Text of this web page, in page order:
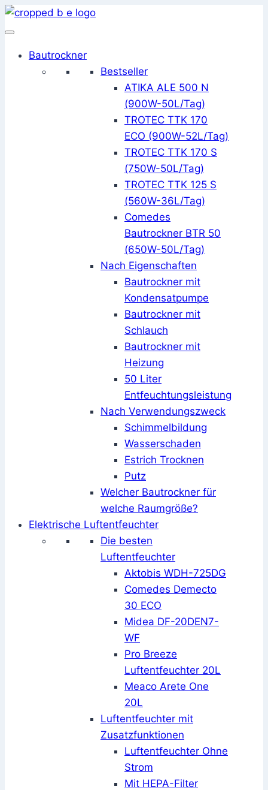
Zum
Inhalt
Bautrockner
Bestseller
ATIKA ALE 500 N
(900W-50L/Tag)
TROTEC TTK 170
ECO (900W-52L/Tag)
TROTEC TTK 170 S
(750W-50L/Tag)
TROTEC TTK 125 S
(560W-36L/Tag)
Comedes
Bautrockner BTR 50
(650W-50L/Tag)
Nach Eigenschaften
Bautrockner mit
Kondensatpumpe
Bautrockner mit
Schlauch
Bautrockner mit
Heizung
50 Liter
Entfeuchtungsleistung
Nach Verwendungszweck
Schimmelbildung
Wasserschaden
Estrich Trocknen
Putz
Welcher Bautrockner für
welche Raumgröße?
Elektrische Luftentfeuchter
Die besten
Luftentfeuchter
Aktobis WDH-725DG
Comedes Demecto
30 ECO
Midea DF-20DEN7-
WF
Pro Breeze
Luftentfeuchter 20L
Meaco Arete One
20L
Luftentfeuchter mit
Zusatzfunktionen
Luftentfeuchter Ohne
Strom
Mit HEPA-Filter